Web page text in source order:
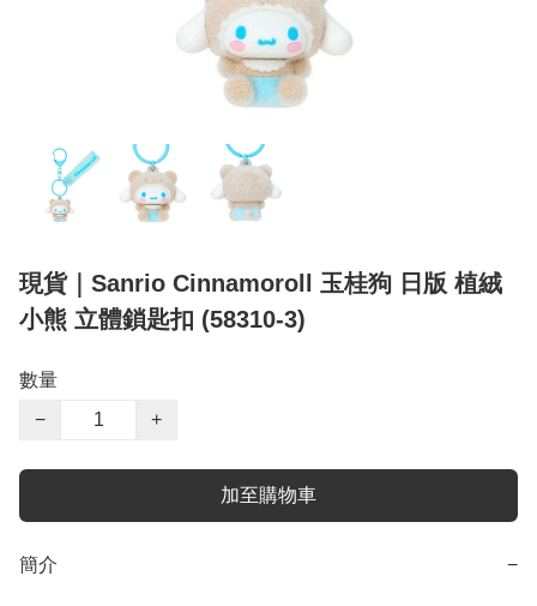
現貨｜Sanrio Cinnamoroll 玉桂狗 日版 植絨
小熊 立體鎖匙扣 (58310-3)
數量
−
+
加至購物車
簡介 −